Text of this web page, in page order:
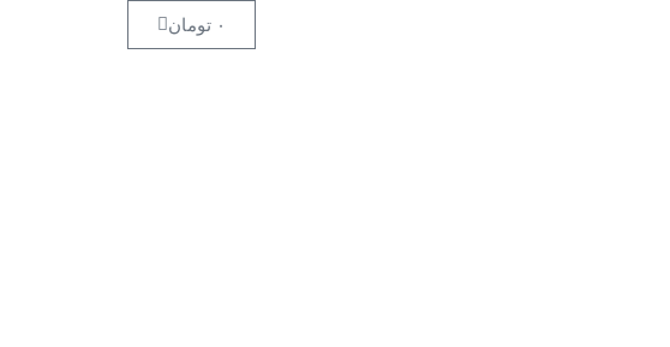
۰ تومان